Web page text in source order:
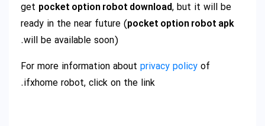
get pocket option robot download, but it will be
ready in the near future (pocket option robot apk
will be available soon).
For more information about privacy policy of
ifxhome robot, click on the link.